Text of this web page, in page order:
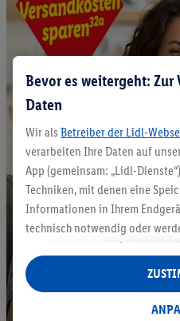
Bevor es weitergeht:
Daten
Wir als Betreiber der Lidl-
verarbeiten Ihre Daten auf
App (gemeinsam: „Lidl-
Techniken, mit denen eine
Informationen in Ihrem
technisch notwendig oder
auch durch Partner (u.a.
Verantwortliche; im
insgesamt
Statistik-Erstellung oder für